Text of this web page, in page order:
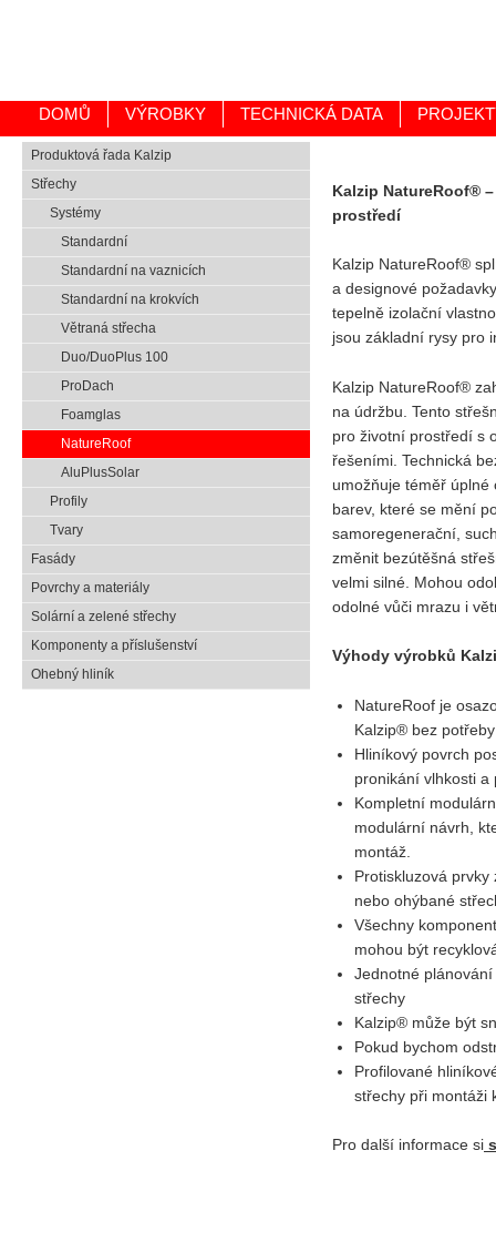
DOMŮ VÝROBKY TECHNICKÁ DATA
Produktová řada Kalzip
Střechy
Systémy
Standardní
Standardní na vaznicích
Standardní na krokvích
Větraná střecha
Duo/DuoPlus 100
ProDach
Foamglas
NatureRoof
AluPlusSolar
Profily
Tvary
Fasády
Povrchy a materiály
Solární a zelené střechy
Komponenty a příslušenství
Ohebný hliník
Kalzip NatureRoof®
prostředí
Kalzip NatureRoof®
a designové
tepelně izolační
jsou základní rysy pro
Kalzip NatureRoof®
na údržbu. Tento
pro životní prostředí s
řešeními. Technická
umožňuje téměř
barev, které se mění
samoregenerační,
změnit bezútěšná
velmi silné. Mohou
odolné vůči mrazu i
Výhody výrobků
NatureRoof je
Kalzip® bez
Hliníkový povrch
pronikání vlhkosti
Kompletní
modulární návrh,
montáž.
Protiskluzová
nebo ohýbané
Všechny
mohou být
Jednotné
střechy
Kalzip® může být
Pokud bychom
Profilované
střechy při montáži
Pro další informace si